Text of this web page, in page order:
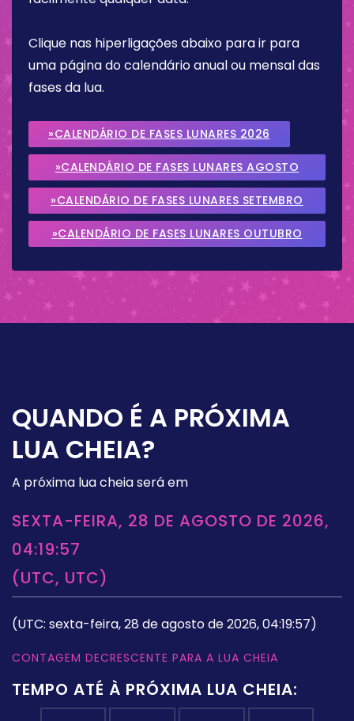
Clique nas hiperligações abaixo para ir para
uma página do calendário anual ou mensal das
fases da lua.
»CALENDÁRIO DE FASES LUNARES 2026
»CALENDÁRIO DE FASES LUNARES AGOSTO
2026
»CALENDÁRIO DE FASES LUNARES SETEMBRO
2026
»CALENDÁRIO DE FASES LUNARES OUTUBRO
QUANDO É A PRÓXIMA
LUA CHEIA?
A próxima lua cheia será em
SEXTA-FEIRA, 28 DE AGOSTO DE 2026,
04:19:57
(UTC, UTC)
(UTC: sexta-feira, 28 de agosto de 2026, 04:19:57)
CONTAGEM DECRESCENTE PARA A LUA CHEIA
TEMPO ATÉ À PRÓXIMA LUA CHEIA: